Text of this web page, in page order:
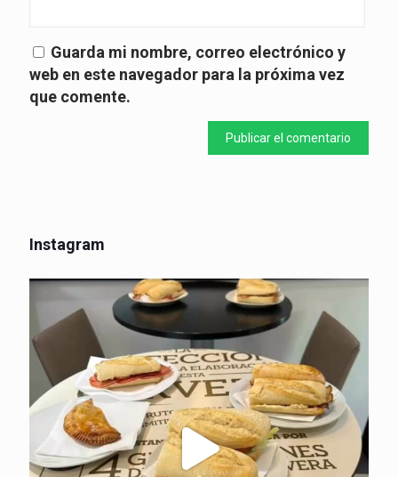
Guarda mi nombre, correo electrónico y
web en este navegador para la próxima vez
que comente.
Instagram